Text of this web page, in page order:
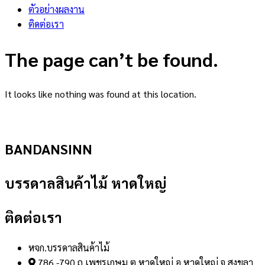
ตัวอย่างผลงาน
ติดต่อเรา
The page can’t be found.
It looks like nothing was found at this location.
BANDANSINN
บรรดาลสินค้าไม้ หาดใหญ่
ติดต่อเรา
หจก.บรรดาลสินค้าไม้
786 -790 ถ.เพชรเกษม ต.หาดใหญ่ อ.หาดใหญ่ จ.สงขลา